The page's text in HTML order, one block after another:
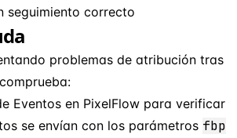
seguimiento correcto
problemas de atribución tras
Eventos en PixelFlow para verificar
se envían con los parámetros fbp